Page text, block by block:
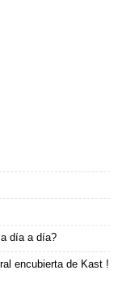
día a día?
encubierta de Kast !